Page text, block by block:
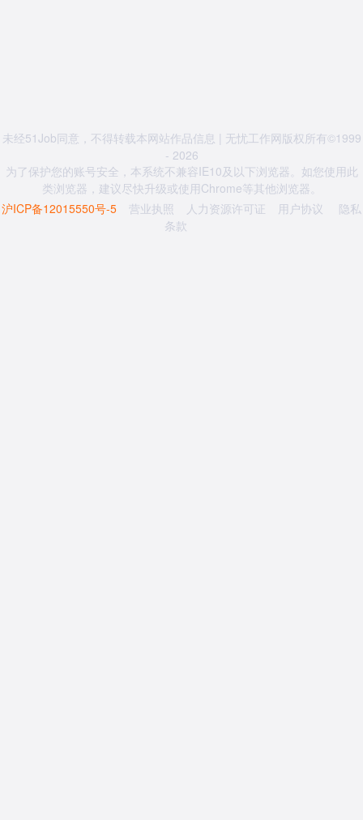
未经51Job同意，不得转载本网站作品信息 | 无忧工作网版权所有©1999
- 2026
为了保护您的账号安全，本系统不兼容IE10及以下浏览器。如您使用此
类浏览器，建议尽快升级或使用Chrome等其他浏览器。
沪ICP备12015550号-5
营业执照 人力资源许可证 用户协议
隐私
条款